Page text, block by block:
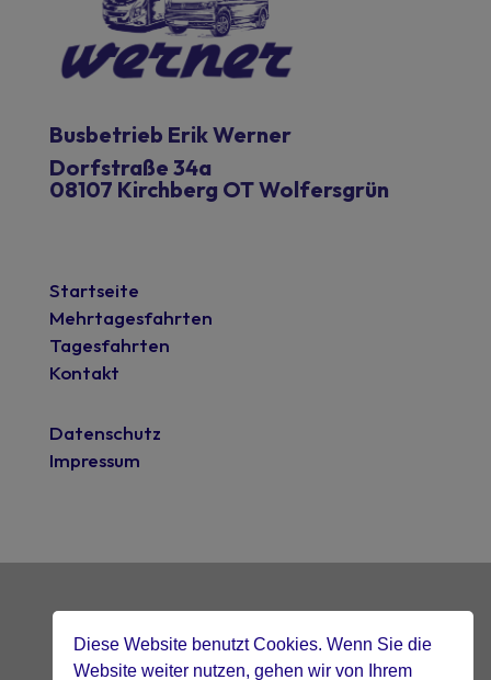
Busbetrieb Erik Werner
Dorfstraße 34a
08107 Kirchberg OT Wolfersgrün
Startseite
Mehrtagesfahrten
Tagesfahrten
Kontakt
Datenschutz
Impressum
mit blick fürs detail gebaut.visible-design.de
Diese Website benutzt Cookies. Wenn Sie die
Website weiter nutzen, gehen wir von Ihrem